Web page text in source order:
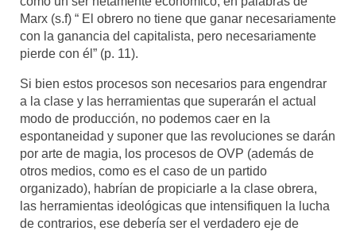
Marx (s.f) “ El obrero no tiene que ganar necesariamente
con la ganancia del capitalista, pero necesariamente
pierde con él” (p. 11).
Si bien estos procesos son necesarios para engendrar
a la clase y las herramientas que superarán el actual
modo de producción, no podemos caer en la
espontaneidad y suponer que las revoluciones se darán
por arte de magia, los procesos de OVP (además de
otros medios, como es el caso de un partido
organizado), habrían de propiciarle a la clase obrera,
las herramientas ideológicas que intensifiquen la lucha
de contrarios, ese debería ser el verdadero eje de